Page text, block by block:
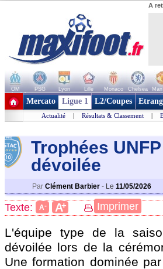
A
OM PSG Lyon Lille Monaco Chelsea
+ de clubs
Mercato Ligue 1 L2/Coupes
Actualité | Résultats & Classement |
Trophées
dévoilée
Par Clément Barbier - Le 11/05/2026
Texte: A- A+ Imprimer
L'équipe type de la
dévoilée lors de la
Une formation dominée